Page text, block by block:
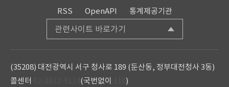
RSS
OpenAPI 통계제공기관
관련사이트 바로가기
(35208) 대전광역시 서구 청사로 189 (둔산동, 정부대전청사 3동)
콜센터
(국번없이 )